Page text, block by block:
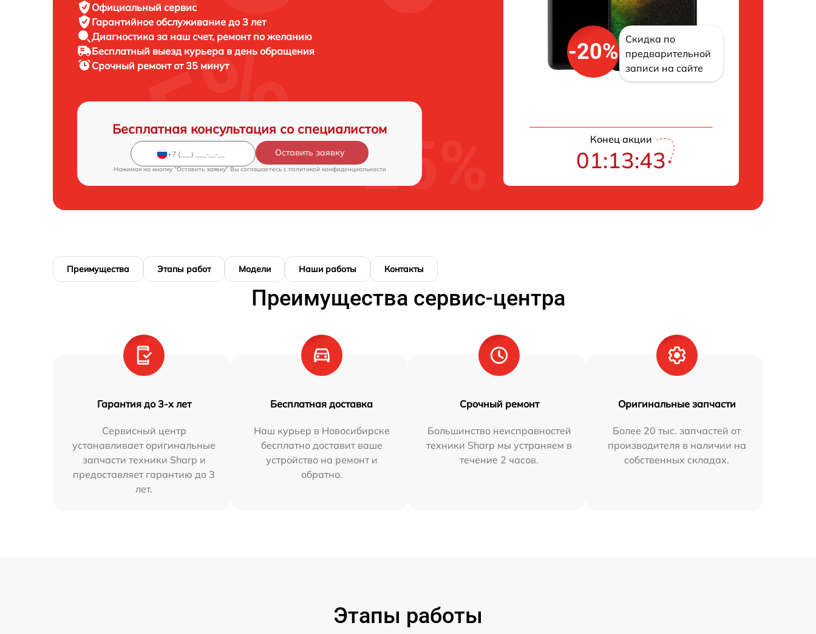
Официальный сервис
Гарантийное обслуживание до 3 лет
Диагностика за наш счет, ремонт по желанию
Бесплатный выезд курьера в день обращения
Срочный ремонтот 35 минут
Бесплатная консультация со специалистом
Оставить заявку
Нажимая на кнопку "Оставить заявку" Вы соглашаетесь c политикой конфиденциальности
-20%
Скидка по
предварительной
записи на сайте
Конец акции
01:13:43
Преимущества Этапы работ Модели Наши работы Контакты
Преимущества сервис-центра
Гарантия до 3-х лет
Сервисный центр
устанавливает оригинальные
запчасти техники Sharp и
предоставляет гарантию до 3
лет.
Бесплатная доставка
Наш курьер в Новосибирске
бесплатно доставит ваше
устройство на ремонт и
обратно.
Срочный ремонт
Большинство неисправностей
техники Sharp мы устраняем в
течение 2 часов.
Оригинальные запчасти
Более 20 тыс. запчастей от
производителя в наличии на
собственных складах.
Этапы работы